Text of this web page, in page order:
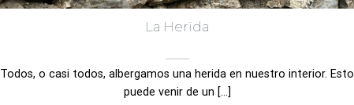
La Herida
Todos, o casi todos, albergamos una herida en nuestro interior. Esto
puede venir de un [...]